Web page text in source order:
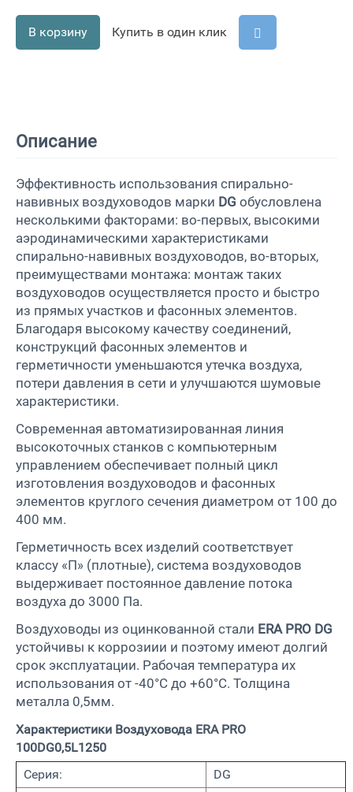
В корзину Купить в один клик
Описание
Эффективность использования спирально-
навивных воздуховодов марки DG обусловлена
несколькими факторами: во-первых, высокими
аэродинамическими характеристиками
спирально-навивных воздуховодов, во-вторых,
преимуществами монтажа: монтаж таких
воздуховодов осуществляется просто и быстро
из прямых участков и фасонных элементов.
Благодаря высокому качеству соединений,
конструкций фасонных элементов и
герметичности уменьшаются утечка воздуха,
потери давления в сети и улучшаются шумовые
характеристики.
Современная автоматизированная линия
высокоточных станков с компьютерным
управлением обеспечивает полный цикл
изготовления воздуховодов и фасонных
элементов круглого сечения диаметром от 100 до
400 мм.
Герметичность всех изделий соответствует
классу «П» (плотные), система воздуховодов
выдерживает постоянное давление потока
воздуха до 3000 Па.
Воздуховоды из оцинкованной стали ERA PRO DG
устойчивы к коррозиии и поэтому имеют долгий
срок эксплуатации. Рабочая температура их
использования от -40°С до +60°С. Толщина
металла 0,5мм.
Характеристики Воздуховода ERA PRO
100DG0,5L1250
Серия:
DG